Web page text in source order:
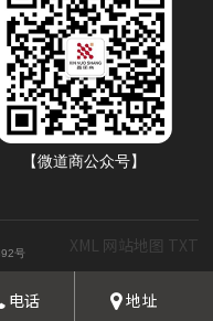
【微道商公众号】
号
XML 网站地图 TXT
电话 地址